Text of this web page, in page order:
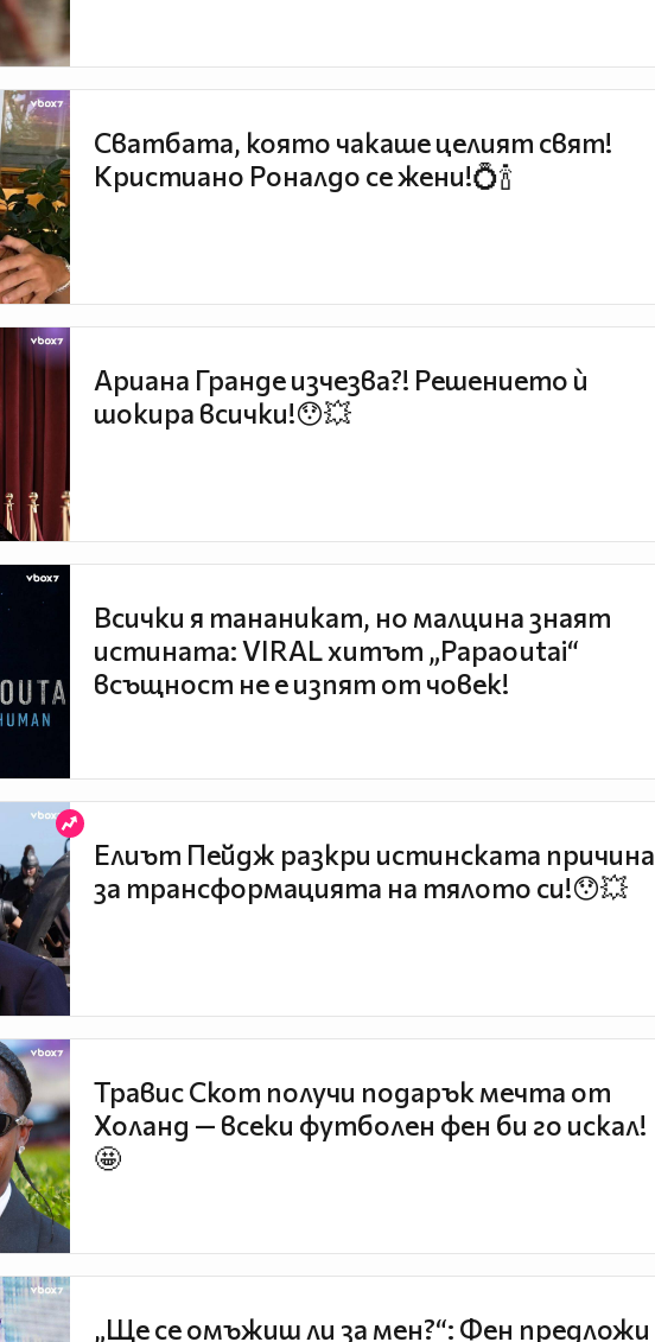
Сватбата, която чакаше целият свят!
Кристиано Роналдо се жени!💍🍾
Ариана Гранде изчезва?! Решението ѝ
шокира всички!😯💥
Всички я тананикат, но малцина знаят
истината: VIRAL хитът „Papaoutai“
всъщност не е изпят от човек!
Елиът Пейдж разкри истинската причина
за трансформацията на тялото си!😯💥
Травис Скот получи подарък мечта от
Холанд — всеки футболен фен би го искал!
🤩
„Ще се омъжиш ли за мен?“: Фен предложи